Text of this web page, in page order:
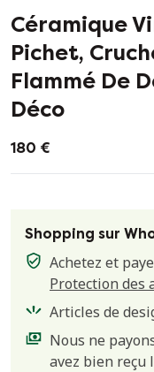
Céramique
Pichet,
Flammé De
Déco
180 €
Shopping sur
Achetez et
Protection des
Articles de
Nous ne
avez bien reçu